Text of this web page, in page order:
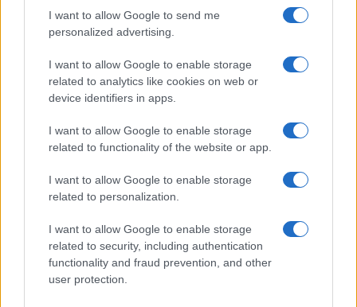
I want to allow Google to send me
personalized advertising.
I want to allow Google to enable storage
related to analytics like cookies on web or
device identifiers in apps.
I want to allow Google to enable storage
related to functionality of the website or app.
I want to allow Google to enable storage
related to personalization.
I want to allow Google to enable storage
related to security, including authentication
functionality and fraud prevention, and other
user protection.
Incidente sulla provinciale 125, paura tra Olbia e
Arzachena
Incidente sulla strada provinciale ad Arzachena,
un ferito
Sangue, musica e solidarietà con Avis Olbia al
Salmo finisce in ospedale a Catania, ma il tour